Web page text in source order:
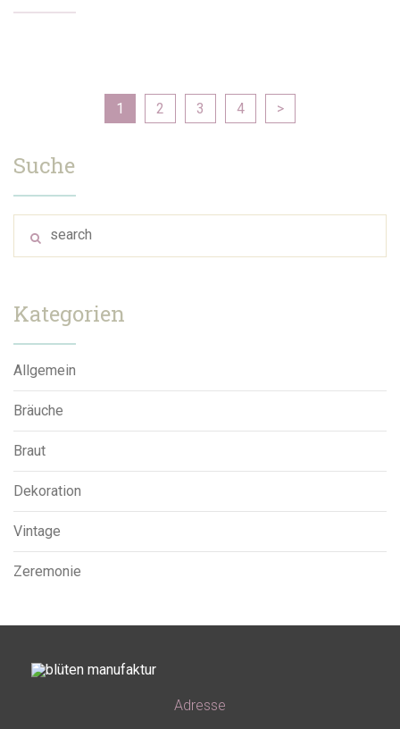
1 2 3 4 >
Suche
Kategorien
Allgemein
Bräuche
Braut
Dekoration
Vintage
Zeremonie
Adresse